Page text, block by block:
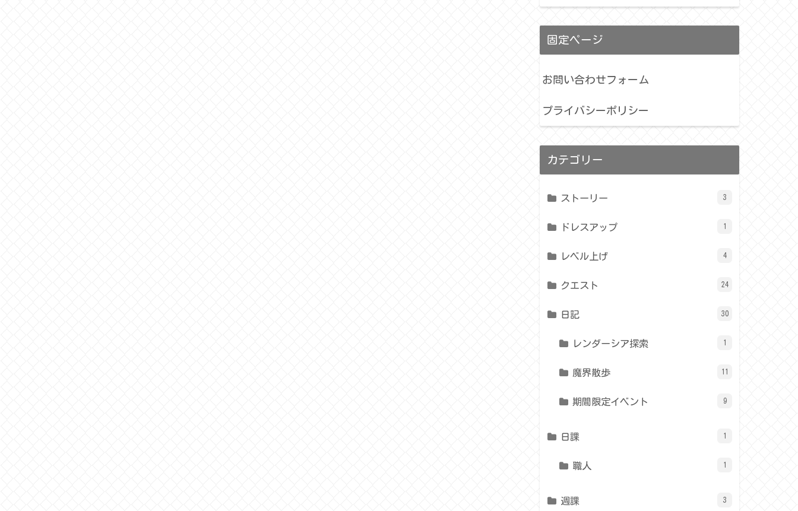
固定ページ
お問い合わせフォーム
プライバシーポリシー
カテゴリー
ストーリー 3
ドレスアップ 1
レベル上げ 4
クエスト 24
日記 30
レンダーシア探索 1
魔界散歩 11
期間限定イベント 9
日課 1
職人 1
週課 3